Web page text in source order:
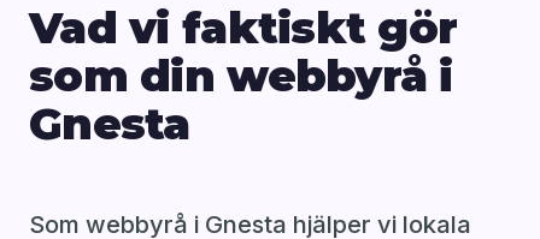
Vad vi faktiskt gör
som din webbyrå i
Gnesta
Som webbyrå i Gnesta hjälper vi lokala